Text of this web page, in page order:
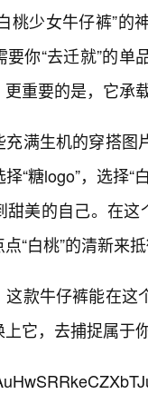
桃少女牛仔裤”
你“去迁就”的
重要的是，它承
充满生机的穿搭
“糖logo”，选择
美的自己。在
“白桃”的清新来
款牛仔裤能在这
它，去捕捉属于